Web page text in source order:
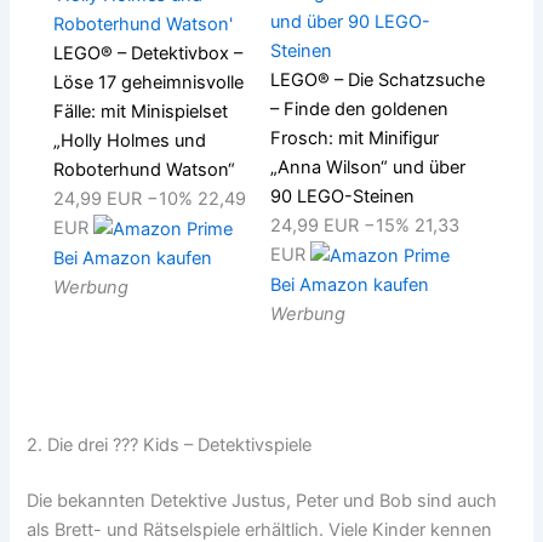
LEGO® – Detektivbox –
Löse 17 geheimnisvolle
Fälle: mit Minispielset
„Holly Holmes und
Roboterhund Watson“
24,99 EUR −10% 22,49
EUR
Bei Amazon kaufen
Werbung
LEGO® – Die Schatzsuche
– Finde den goldenen
Frosch: mit Minifigur
„Anna Wilson“ und über
90 LEGO-Steinen
24,99 EUR −15% 21,33
EUR
Bei Amazon kaufen
Werbung
2. Die drei ??? Kids – Detektivspiele
Die bekannten Detektive Justus, Peter und Bob sind auch
als Brett- und Rätselspiele erhältlich. Viele Kinder kennen